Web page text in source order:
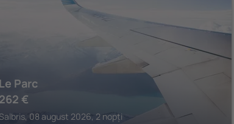
Le Parc
262 €
Salbris, 08 august 2026, 2 nopți